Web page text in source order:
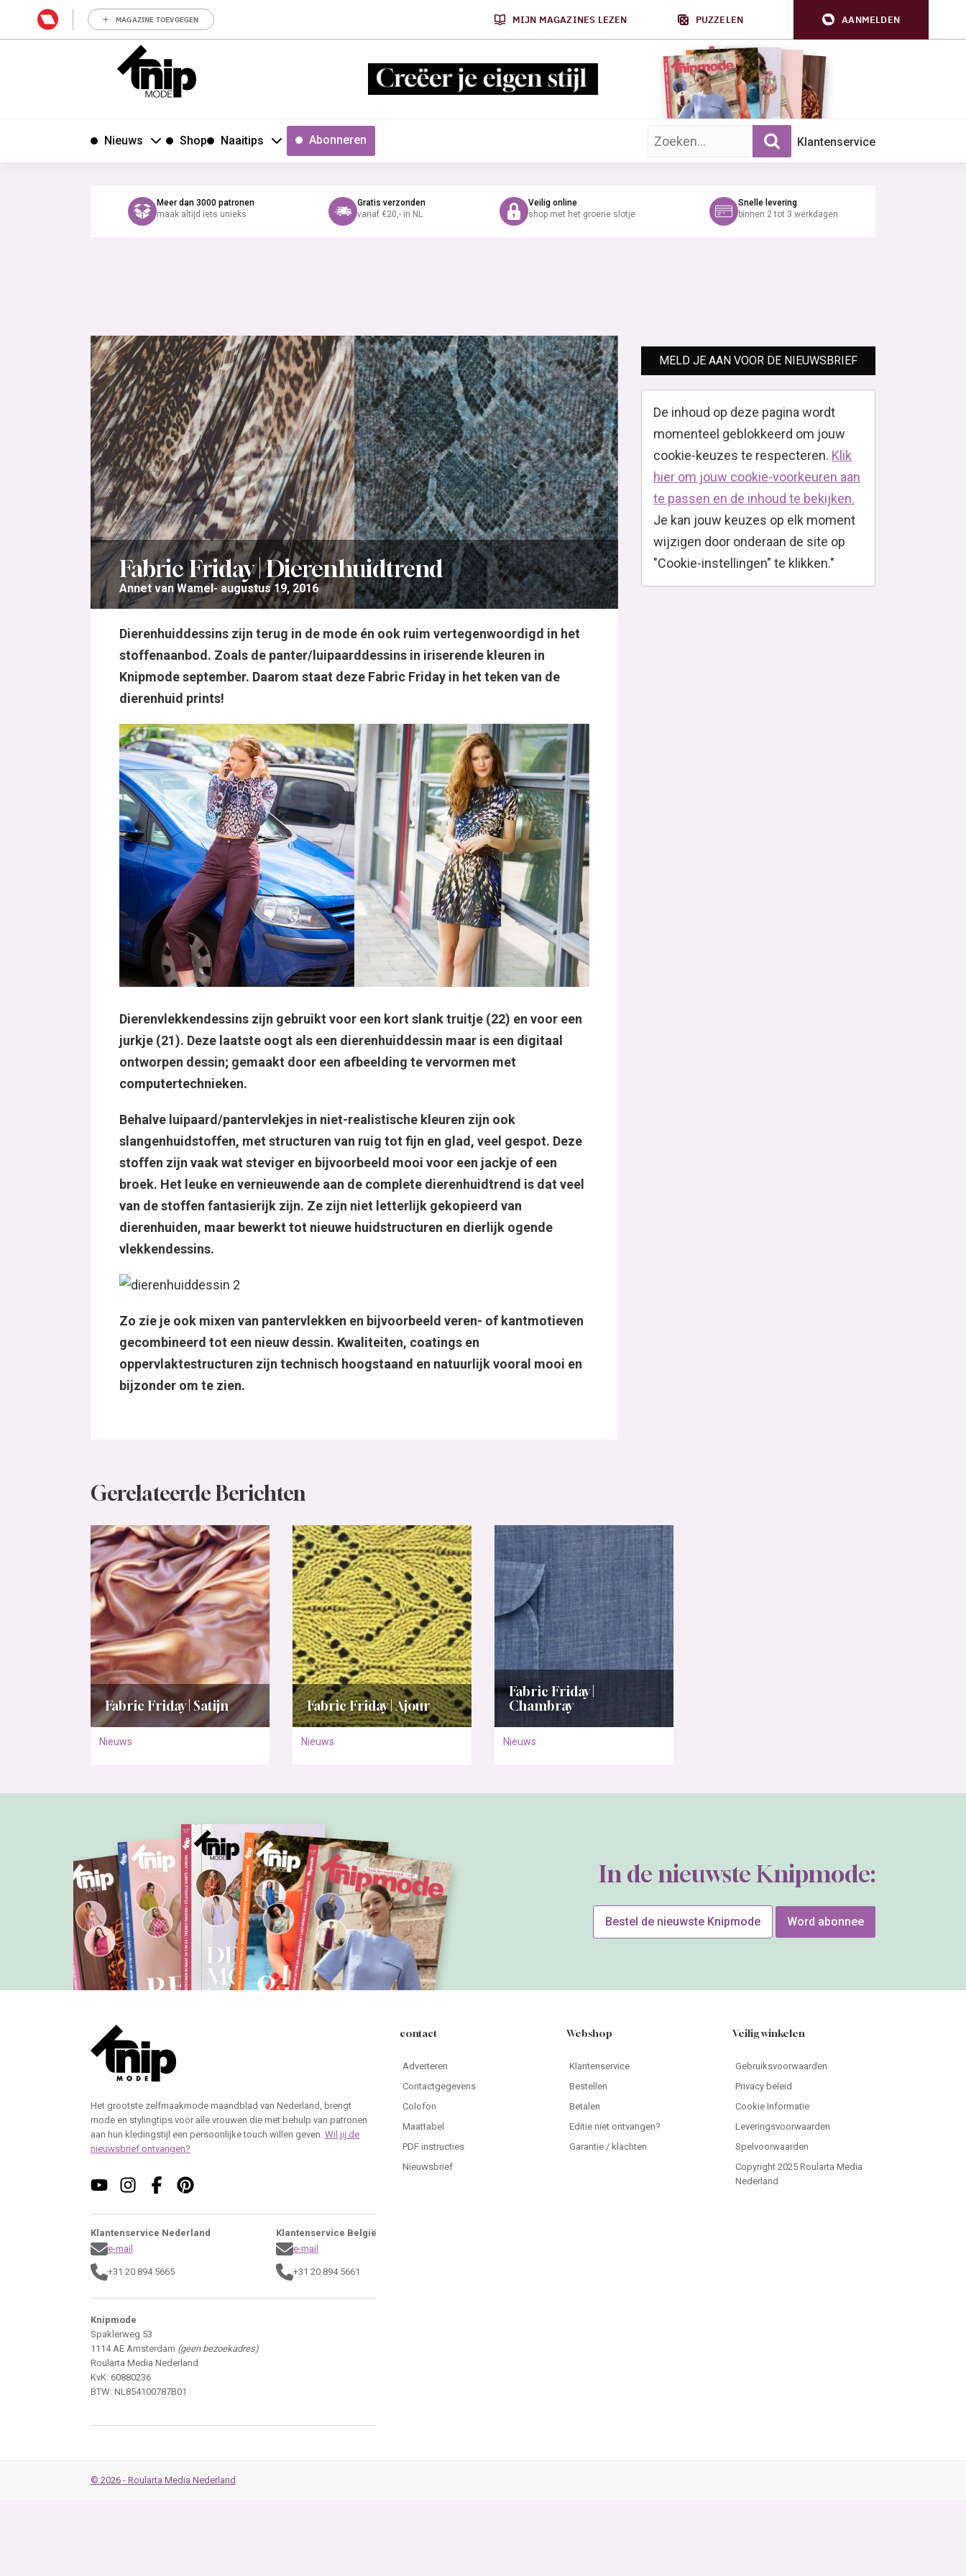
MAGAZINE TOEVOEGEN MIJN MAGAZINES LEZEN PUZZELEN AANMELDEN
Nieuws Shop Naaitips Abonneren Zoek op trefwoord: Klantenservice
Meer dan 3000 patronen
maak altijd iets unieks
Gratis verzonden
vanaf €20,- in NL
Veilig online
shop met het groene slotje
Snelle levering
binnen 2 tot 3 werkdagen
Fabric Friday | Dierenhuidtrend
Annet van Wamel augustus 19, 2016
Dierenhuiddessins zijn terug in de mode én ook ruim vertegenwoordigd in het
stoffenaanbod. Zoals de panter/luipaarddessins in iriserende kleuren in
Knipmode september. Daarom staat deze Fabric Friday in het teken van de
dierenhuid prints!
Dierenvlekkendessins zijn gebruikt voor een kort slank truitje (22) en voor een
jurkje (21). Deze laatste oogt als een dierenhuiddessin maar is een digitaal
ontworpen dessin; gemaakt door een afbeelding te vervormen met
computertechnieken.
Behalve luipaard/pantervlekjes in niet-realistische kleuren zijn ook
slangenhuidstoffen, met structuren van ruig tot fijn en glad, veel gespot. Deze
stoffen zijn vaak wat steviger en bijvoorbeeld mooi voor een jackje of een
broek. Het leuke en vernieuwende aan de complete dierenhuidtrend is dat veel
van de stoffen fantasierijk zijn. Ze zijn niet letterlijk gekopieerd van
dierenhuiden, maar bewerkt tot nieuwe huidstructuren en dierlijk ogende
vlekkendessins.
Zo zie je ook mixen van pantervlekken en bijvoorbeeld veren- of kantmotieven
gecombineerd tot een nieuw dessin. Kwaliteiten, coatings en
oppervlaktestructuren zijn technisch hoogstaand en natuurlijk vooral mooi en
bijzonder om te zien.
MELD JE AAN VOOR DE NIEUWSBRIEF
De inhoud op deze pagina wordt
momenteel geblokkeerd om jouw
cookie-keuzes te respecteren. Klik
hier om jouw cookie-voorkeuren aan
te passen en de inhoud te bekijken.
Je kan jouw keuzes op elk moment
wijzigen door onderaan de site op
"Cookie-instellingen" te klikken."
Gerelateerde Berichten
Fabric Friday | Satijn
Nieuws
Fabric Friday | Ajour
Nieuws
Fabric Friday |
Chambray
Nieuws
In de nieuwste Knipmode:
Bestel de nieuwste Knipmode Word abonnee
Het grootste zelfmaakmode maandblad van Nederland, brengt
mode en stylingtips voor alle vrouwen die met behulp van patronen
aan hun kledingstijl een persoonlijke touch willen geven. Wil jij de
nieuwsbrief ontvangen?
Klantenservice Nederland
e-mail
+31 20 894 5665
Klantenservice België
e-mail
+31 20 894 5661
Knipmode
Spaklerweg 53
1114 AE Amsterdam (geen bezoekadres)
Roularta Media Nederland
KvK: 60880236
BTW: NL854100787B01
contact
Adverteren
Contactgegevens
Colofon
Maattabel
PDF instructies
Nieuwsbrief
Webshop
Klantenservice
Bestellen
Betalen
Editie niet ontvangen?
Garantie / klachten
Veilig winkelen
Gebruiksvoorwaarden
Privacy beleid
Cookie Informatie
Leveringsvoorwaarden
Spelvoorwaarden
Copyright 2025 Roularta Media
Nederland
© 2026 - Roularta Media Nederland